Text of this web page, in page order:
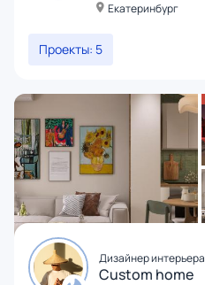
Екатеринбург
Проекты: 5
Дизайнер интерьера
Custom home